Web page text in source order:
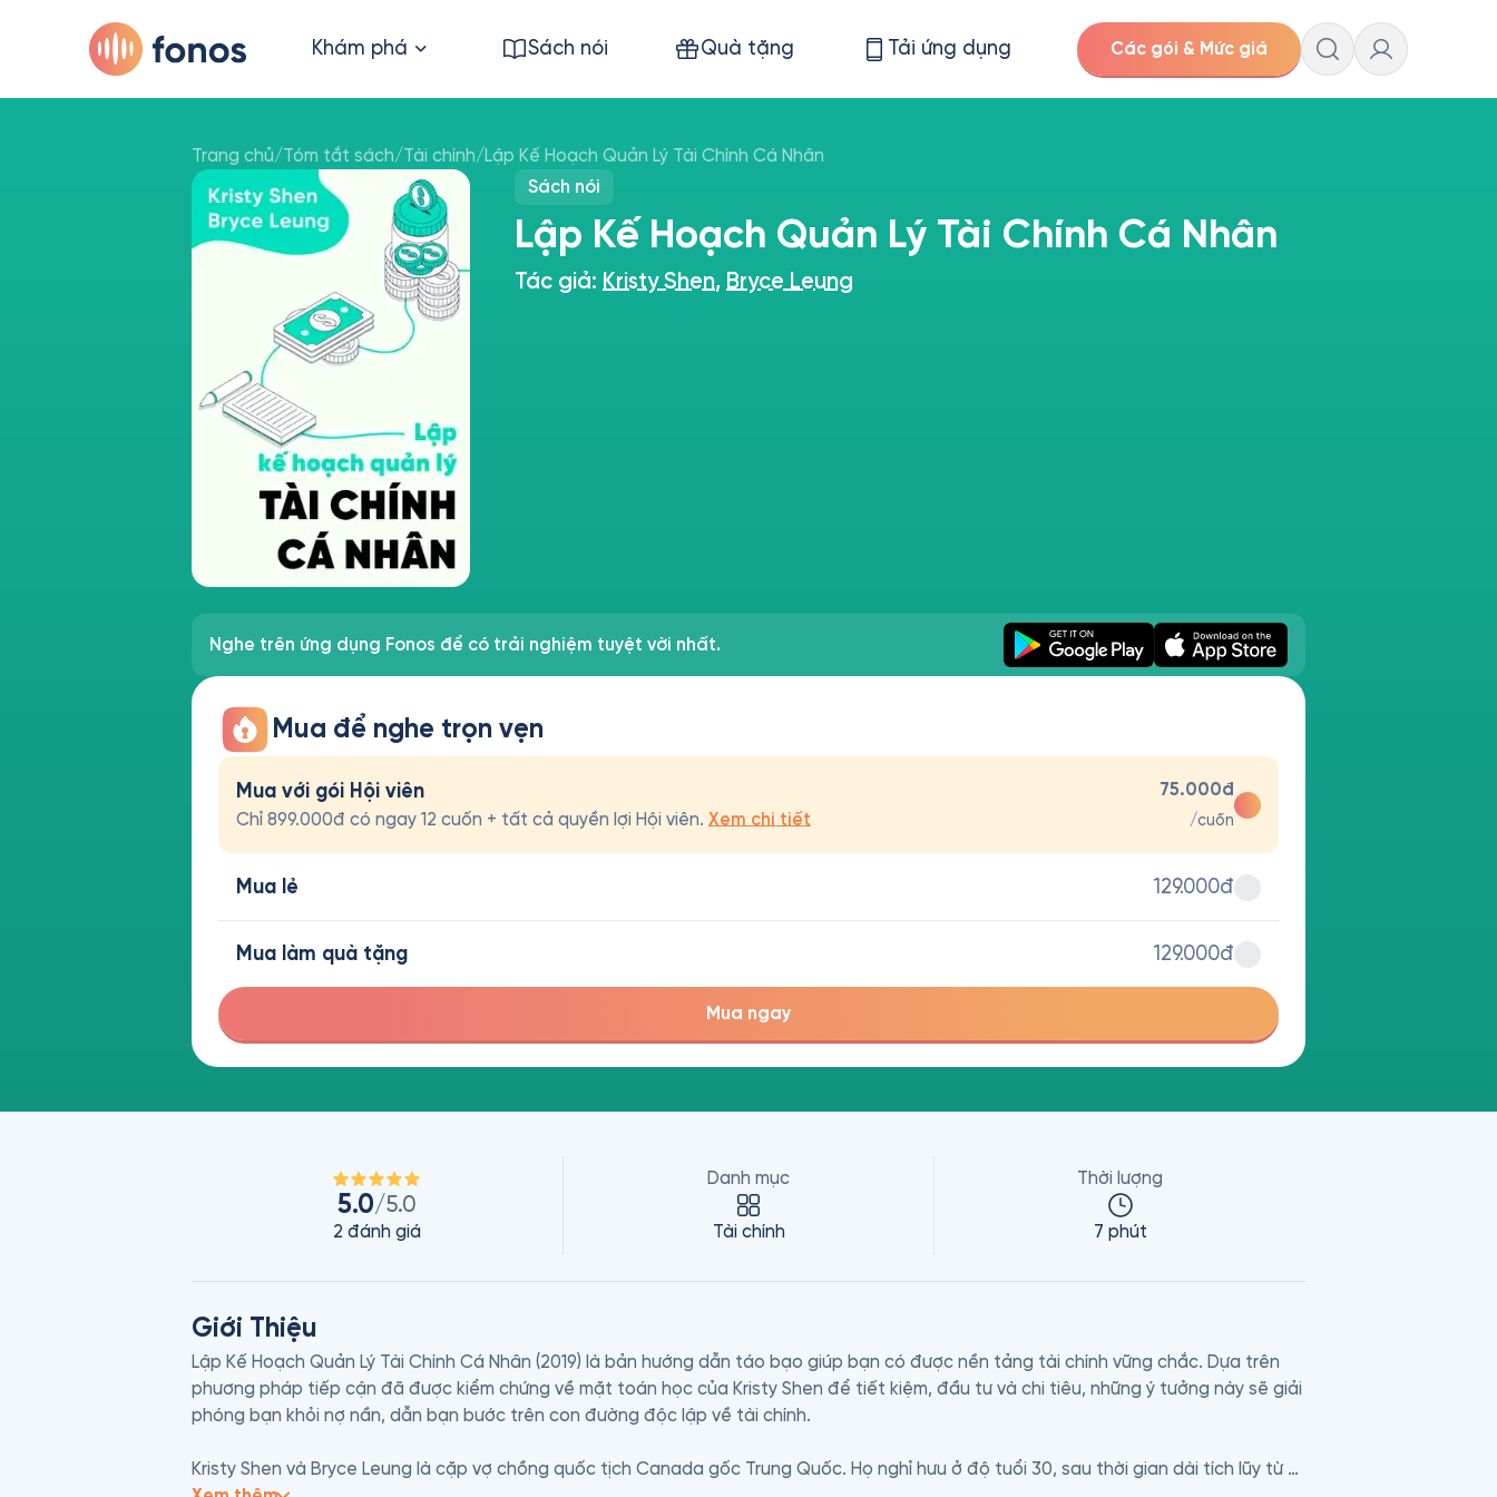
Khám phá Sách nói Quà tặng Tải ứng dụng Các gói & Mức giá
Trang chủ/Tóm tắt sách/Tài chính/Lập Kế Hoạch Quản Lý Tài Chính Cá Nhân
Sách nói
Lập Kế Hoạch Quản Lý Tài Chính Cá Nhân
Tác giả: Kristy Shen, Bryce Leung
Nghe trên ứng dụng Fonos để có trải nghiệm tuyệt vời nhất.
Mua để nghe trọn vẹn
Mua với gói Hội viên
Chỉ 899.000đ có ngay 12 cuốn + tất cả quyền lợi Hội viên. Xem chi tiết
75.000đ
/cuốn
Mua lẻ 129.000đ
Mua làm quà tặng 129.000đ
Mua ngay
5.0/5.0
2 đánh giá
Danh mục
Tài chính
Thời lượng
7 phút
Giới Thiệu
Lập Kế Hoạch Quản Lý Tài Chính Cá Nhân (2019) là bản hướng dẫn táo bạo giúp bạn có được nền tảng tài chính vững chắc. Dựa trên
phương pháp tiếp cận đã được kiểm chứng về mặt toán học của Kristy Shen để tiết kiệm, đầu tư và chi tiêu, những ý tưởng này sẽ giải
phóng bạn khỏi nợ nần, dẫn bạn bước trên con đường độc lập về tài chính.
Kristy Shen và Bryce Leung là cặp vợ chồng quốc tịch Canada gốc Trung Quốc. Họ nghỉ hưu ở độ tuổi 30, sau thời gian dài tích lũy từ